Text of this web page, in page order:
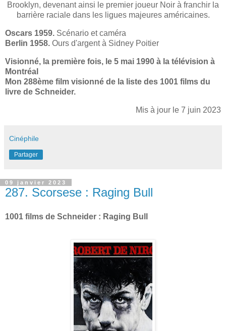
Brooklyn, devenant ainsi le premier joueur Noir à franchir la
barrière raciale dans les ligues majeures américaines.
Oscars 1959. Scénario et caméra
Berlin 1958. Ours d'argent à Sidney Poitier
Visionné, la première fois, le 5 mai 1990 à la télévision à
Montréal
Mon 288ème film visionné de la liste des 1001 films du
livre de Schneider.
Mis à jour le 7 juin 2023
Cinéphile
Partager
09 janvier 2023
287. Scorsese : Raging Bull
1001 films de Schneider : Raging Bull